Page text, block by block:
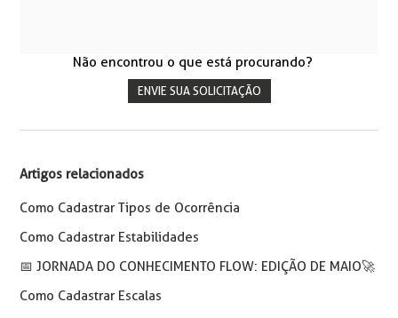
Não encontrou o que está procurando?
ENVIE SUA SOLICITAÇÃO
Artigos relacionados
Como Cadastrar Tipos de Ocorrência
Como Cadastrar Estabilidades
📅️ JORNADA DO CONHECIMENTO FLOW: EDIÇÃO DE MAIO🚀
Como Cadastrar Escalas